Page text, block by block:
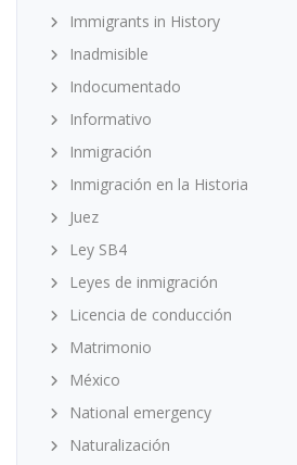
Immigrants in History
Inadmisible
Indocumentado
Informativo
Inmigración
Inmigración en la Historia
Juez
Ley SB4
Leyes de inmigración
Licencia de conducción
Matrimonio
México
National emergency
Naturalización